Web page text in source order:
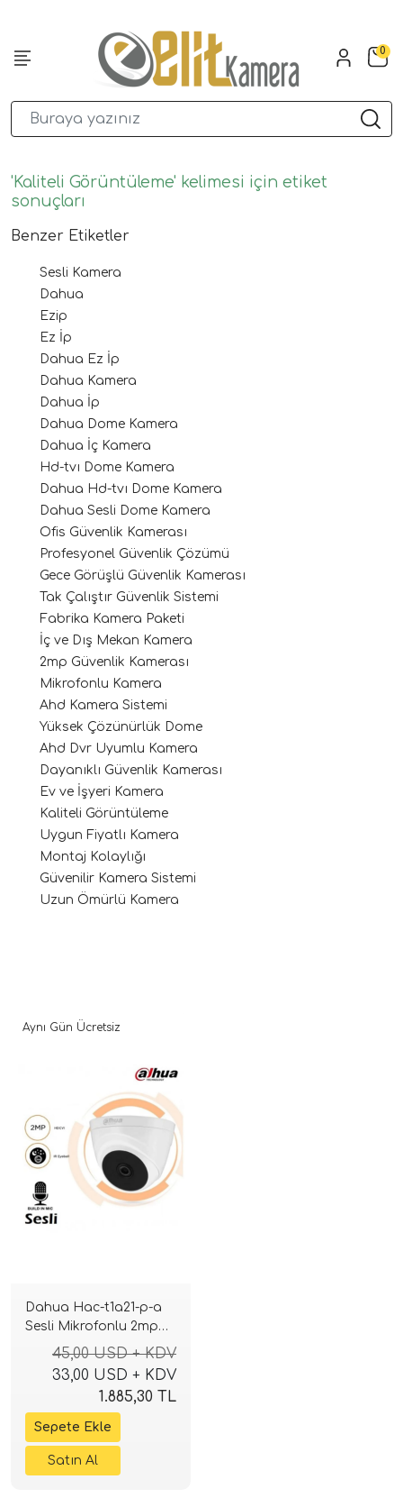
0
'Kaliteli Görüntüleme' kelimesi için etiket
sonuçları
Benzer Etiketler
Sesli Kamera
Dahua
Ezip
Ez İp
Dahua Ez İp
Dahua Kamera
Dahua İp
Dahua Dome Kamera
Dahua İç Kamera
Hd-tvı Dome Kamera
Dahua Hd-tvı Dome Kamera
Dahua Sesli Dome Kamera
Ofis Güvenlik Kamerası
Profesyonel Güvenlik Çözümü
Gece Görüşlü Güvenlik Kamerası
Tak Çalıştır Güvenlik Sistemi
Fabrika Kamera Paketi
İç ve Dış Mekan Kamera
2mp Güvenlik Kamerası
Mikrofonlu Kamera
Ahd Kamera Sistemi
Yüksek Çözünürlük Dome
Ahd Dvr Uyumlu Kamera
Dayanıklı Güvenlik Kamerası
Ev ve İşyeri Kamera
Kaliteli Görüntüleme
Uygun Fiyatlı Kamera
Montaj Kolaylığı
Güvenilir Kamera Sistemi
Uzun Ömürlü Kamera
Dahua Hac-t1a21-p-a
Sesli Mikrofonlu 2mp
3.6mm Dome Kamera
45,00 USD + KDV
33,00 USD + KDV
1.885,30 TL
Aynı Gün Ücretsiz